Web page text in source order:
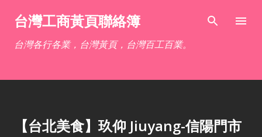
跳到主要內容
台灣工商黃頁聯絡簿
台灣各行各業，台灣黃頁，台灣百工百業。
【台北美食】玖仰 Jiuyang-信陽門市